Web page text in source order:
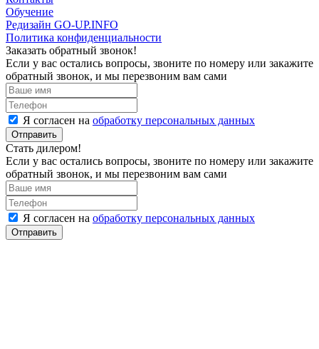
Обучение
Редизайн GO-UP.INFO
Политика конфиденциальности
Заказать обратный звонок!
Если у вас остались вопросы, звоните по номеру или закажите
обратный звонок, и мы перезвоним вам сами
Я согласен на обработку персональных данных
Отправить
Стать дилером!
Если у вас остались вопросы, звоните по номеру или закажите
обратный звонок, и мы перезвоним вам сами
Я согласен на обработку персональных данных
Отправить